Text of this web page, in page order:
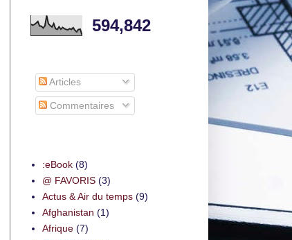
594,842
Articles
Commentaires
:eBook (8)
@ FAVORIS (3)
Actus & Air du temps (9)
Afghanistan (1)
Afrique (7)